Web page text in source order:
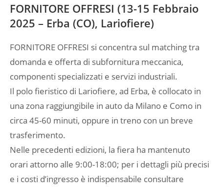
FORNITORE OFFRESI (13-15 Febbraio
2025 – Erba (CO), Lariofiere)
FORNITORE OFFRESI si concentra sul matching tra
domanda e offerta di subfornitura meccanica,
componenti specializzati e servizi industriali.
Il polo fieristico di Lariofiere, ad Erba, è collocato in
una zona raggiungibile in auto da Milano e Como in
circa 45-60 minuti, oppure in treno con un breve
trasferimento.
Nelle precedenti edizioni, la fiera ha mantenuto
orari attorno alle 9:00-18:00; per i dettagli più precisi
e i costi d’ingresso è indispensabile consultare